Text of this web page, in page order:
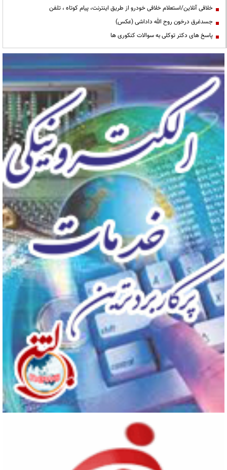
خلافی آنلاین/استعلام خلافی خودرو از طریق اینترنت، پیام کوتاه ، تلفن
جسدغرق درخون روح الله داداشی (عکس)
پاسخ های دکتر توکلی به سوالات کنکوری ها